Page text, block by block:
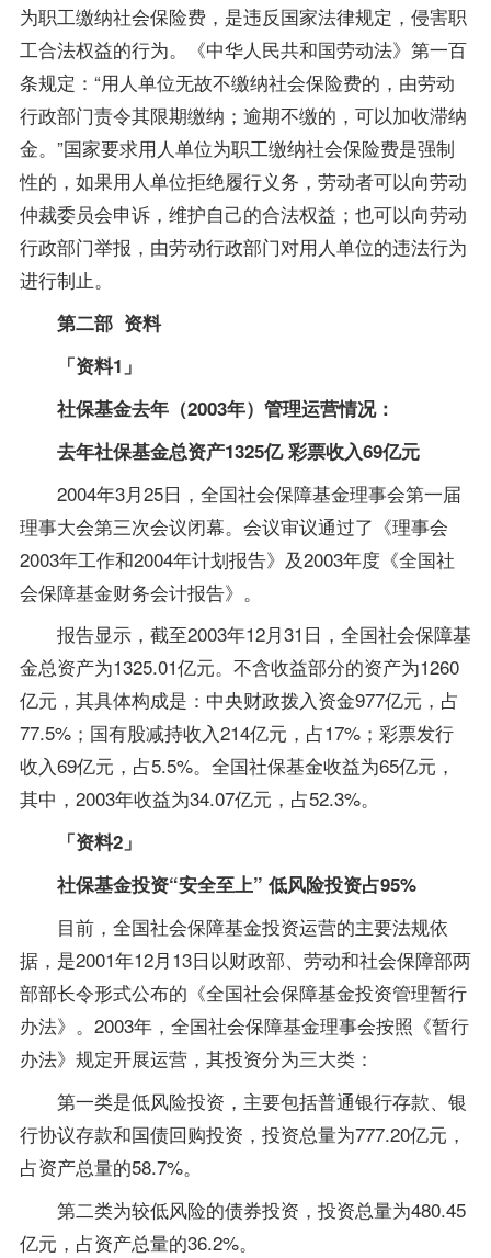
为职工缴纳社会保险费，是违反国家法律规定，侵害职
工合法权益的行为。《中华人民共和国劳动法》第一百
条规定：“用人单位无故不缴纳社会保险费的，由劳动
行政部门责令其限期缴纳；逾期不缴的，可以加收滞纳
金。”国家要求用人单位为职工缴纳社会保险费是强制
性的，如果用人单位拒绝履行义务，劳动者可以向劳动
仲裁委员会申诉，维护自己的合法权益；也可以向劳动
行政部门举报，由劳动行政部门对用人单位的违法行为
进行制止。
第二部 资料
「资料1」
社保基金去年（2003年）管理运营情况：
去年社保基金总资产1325亿 彩票收入69亿元
2004年3月25日，全国社会保障基金理事会第一届
理事大会第三次会议闭幕。会议审议通过了《理事会
2003年工作和2004年计划报告》及2003年度《全国社
会保障基金财务会计报告》。
报告显示，截至2003年12月31日，全国社会保障基
金总资产为1325.01亿元。不含收益部分的资产为1260
亿元，其具体构成是：中央财政拨入资金977亿元，占
77.5%；国有股减持收入214亿元，占17%；彩票发行
收入69亿元，占5.5%。全国社保基金收益为65亿元，
其中，2003年收益为34.07亿元，占52.3%。
「资料2」
社保基金投资“安全至上” 低风险投资占95%
目前，全国社会保障基金投资运营的主要法规依
据，是2001年12月13日以财政部、劳动和社会保障部两
部部长令形式公布的《全国社会保障基金投资管理暂行
办法》。2003年，全国社会保障基金理事会按照《暂行
办法》规定开展运营，其投资分为三大类：
第一类是低风险投资，主要包括普通银行存款、银
行协议存款和国债回购投资，投资总量为777.20亿元，
占资产总量的58.7%。
第二类为较低风险的债券投资，投资总量为480.45
亿元，占资产总量的36.2%。